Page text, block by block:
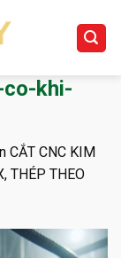
khi-
CẮT CNC KIM
THÉP THEO